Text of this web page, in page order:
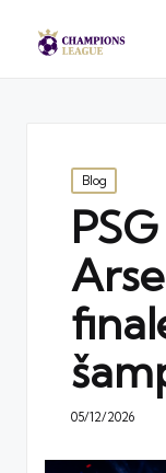
Posted
in
Blog
05/12/2026